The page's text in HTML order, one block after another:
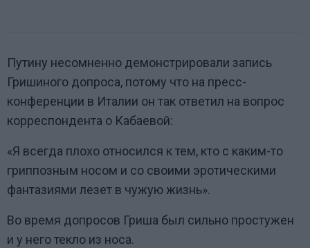
Путину несомненно демонстрировали запись
Гришиного допроса, потому что на пресс-
конференции в Италии он так ответил на вопрос
корреспондента о Кабаевой:
«Я всегда плохо относился к тем, кто с каким-то
гриппозным носом и со своими эротическими
фантазиями лезет в чужую жизнь».
Во время допросов Гриша был сильно простужен
и у него текло из носа.